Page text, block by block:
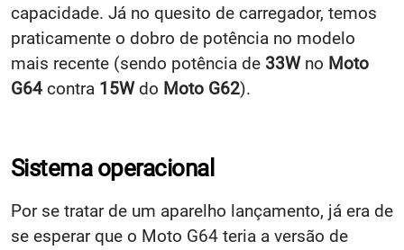
capacidade. Já no quesito de carregador, temos
praticamente o dobro de potência no modelo
mais recente (sendo potência de 33Wno Moto
G64 contra 15Wdo Moto G62).
Sistema operacional
Por se tratar de um aparelho lançamento, já era de
se esperar que o Moto G64 teria a versão de